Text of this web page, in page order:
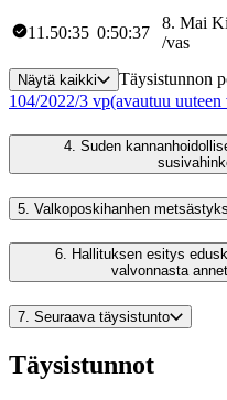
11.50:35 0:50:37
8. Mai
/vas
Näytä kaikki Täysistunnon
104/2022/3 vp(avautuu
4. Suden
5. Valkoposkihanhen
6. Hallituksen esitys
valvonnasta
7. Seuraava täysistunto
Täysistunnot